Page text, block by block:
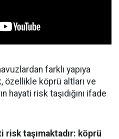
farklı yapıya
özellikle köprü altları ve
hayati risk taşıdığını ifade
taşımaktadır: köprü